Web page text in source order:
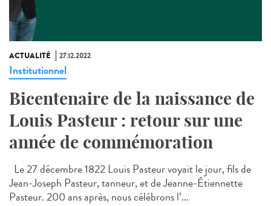
ACTUALITÉ 27.12.2022
Institutionnel
Bicentenaire de la naissance de
Louis Pasteur : retour sur une
année de commémoration
Le 27 décembre 1822 Louis Pasteur voyait le jour, fils de
Jean-Joseph Pasteur, tanneur, et de Jeanne-Étiennette
Pasteur. 200 ans après, nous célébrons l’...